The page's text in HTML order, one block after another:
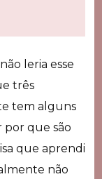
leria esse
três
tem alguns
por que são
que aprendi
não